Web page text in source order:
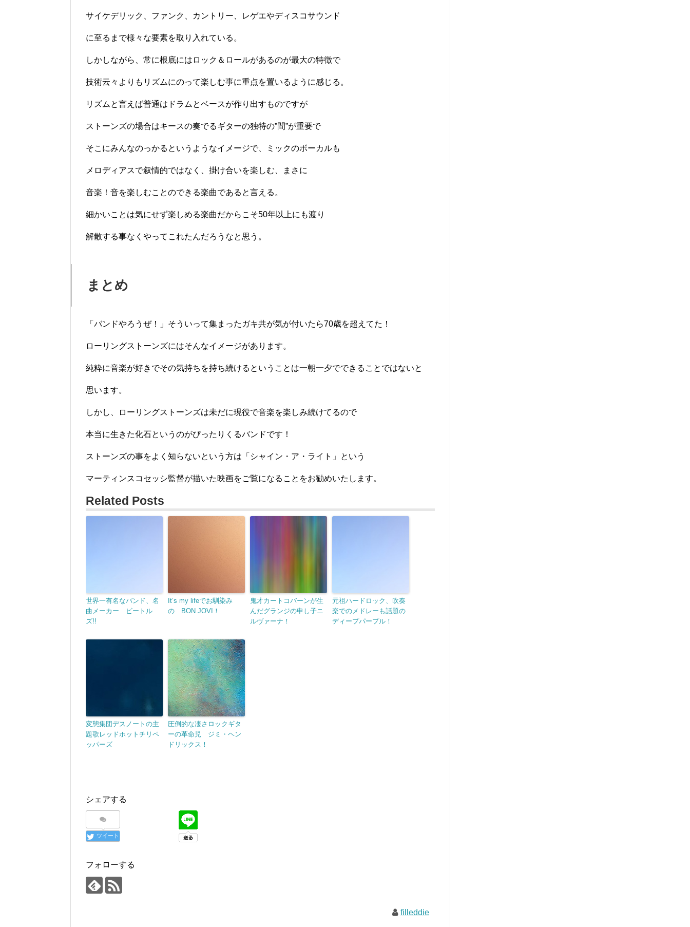
サイケデリック、ファンク、カントリー、レゲエやディスコサウンド
に至るまで様々な要素を取り入れている。
しかしながら、常に根底にはロック＆ロールがあるのが最大の特徴で
技術云々よりもリズムにのって楽しむ事に重点を置いるように感じる。
リズムと言えば普通はドラムとベースが作り出すものですが
ストーンズの場合はキースの奏でるギターの独特の”間”が重要で
そこにみんなのっかるというようなイメージで、ミックのボーカルも
メロディアスで叙情的ではなく、掛け合いを楽しむ、まさに
音楽！音を楽しむことのできる楽曲であると言える。
細かいことは気にせず楽しめる楽曲だからこそ50年以上にも渡り
解散する事なくやってこれたんだろうなと思う。
まとめ
「バンドやろうぜ！」そういって集まったガキ共が気が付いたら70歳を超えてた！
ローリングストーンズにはそんなイメージがあります。
純粋に音楽が好きでその気持ちを持ち続けるということは一朝一夕でできることではないと
思います。
しかし、ローリングストーンズは未だに現役で音楽を楽しみ続けてるので
本当に生きた化石というのがぴったりくるバンドです！
ストーンズの事をよく知らないという方は「シャイン・ア・ライト」という
マーティンスコセッシ監督が描いた映画をご覧になることをお勧めいたします。
Related Posts
世界一有名なバンド、名
曲メーカー ビートル
ズ!!
It’s my lifeでお馴染み
の BON JOVI！
鬼才カートコバーンが生
んだグランジの申し子ニ
ルヴァーナ！
元祖ハードロック、吹奏
楽でのメドレーも話題の
ディープパープル！
変態集団デスノートの主
題歌レッドホットチリペ
ッパーズ
圧倒的な凄さロックギタ
ーの革命児 ジミ・ヘン
ドリックス！
シェアする
ツイート
フォローする
filleddie